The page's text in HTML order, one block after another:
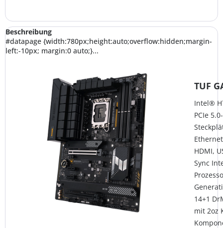
Beschreibung
#datapage {width:780px;height:auto;overflow:hidden;margin-
left:-10px; margin:0 auto;}...
TUF
Intel®
PCIe
HDMI,
Sync
14+1
mit 2oz